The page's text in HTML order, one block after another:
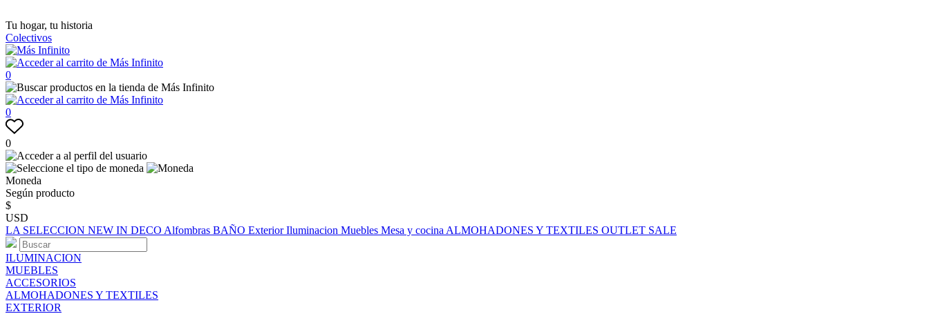
Tu hogar, tu historia
Colectivos
0
0
0
Moneda
Según producto
$
USD
LA SELECCION NEW IN DECO Alfombras BAÑO ExteriorIluminacion Muebles Mesa y cocina ALMOHADONES Y TEXTILES OUTLET SALE
ILUMINACION
MUEBLES
ACCESORIOS
ALMOHADONES Y TEXTILES
EXTERIOR